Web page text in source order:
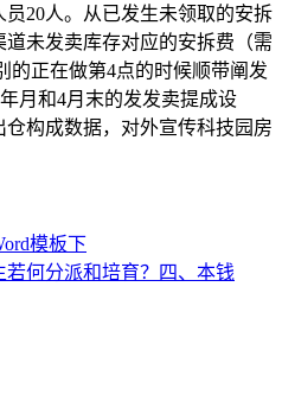
20人。从已发生未领取的安拆
未发卖库存对应的安拆费（需
的正在做第4点的时候顺带阐发
月和4月末的发发卖提成设
构成数据，对外宣传科技园房
模板下
若何分派和培育？四、本钱